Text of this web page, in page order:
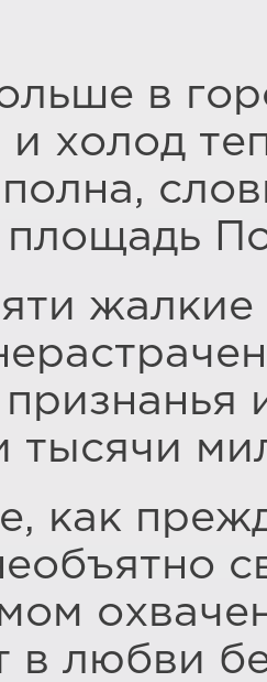
в
и холод
жалкие
тысячи
как
в любви